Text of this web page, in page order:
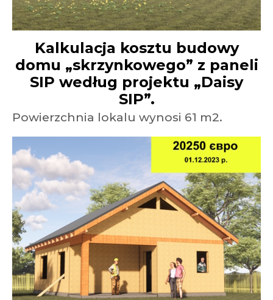
Kalkulacja kosztu budowy
domu „skrzynkowego” z paneli
SIP według projektu „Daisy
SIP”.
Powierzchnia lokalu wynosi 61 m2.